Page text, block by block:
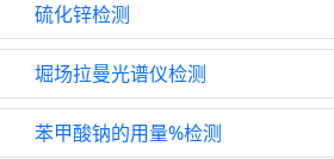
硫化锌检测
堀场拉曼光谱仪检测
苯甲酸钠的用量%检测